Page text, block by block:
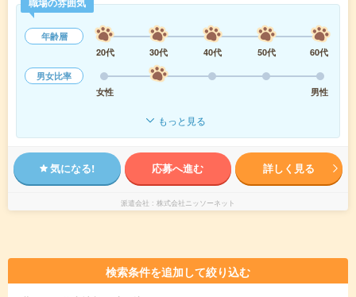
年齢層
20代
30代 40代 50代
60代
男女比率
女性
男性
もっと見る
気になる! 応募へ進む 詳しく見る
派遣会社 株式会社ニッソーネット
検索条件を追加して絞り込む